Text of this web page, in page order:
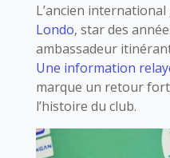
L’ancien
Londo, star des
ambassadeur
Une information
marque un retour
l’histoire du club.